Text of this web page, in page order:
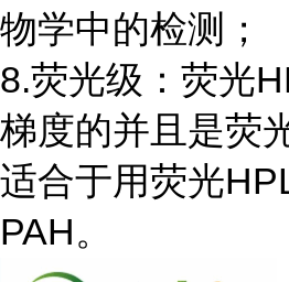
物学中的检测；
8.荧光级：荧光
梯度的并且是荧
适合于用荧光
PAH。